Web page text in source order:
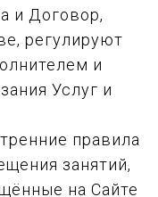
и Договор,
регулируют
и
Услуг и
правила
занятий,
на Сайте